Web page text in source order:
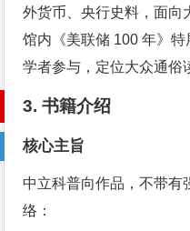
外货币、央行史料，面向
馆内《美联储 100 年》
学者参与，定位大众通俗
3. 书籍介绍
核心主旨
中立科普向作品，不带有
络：